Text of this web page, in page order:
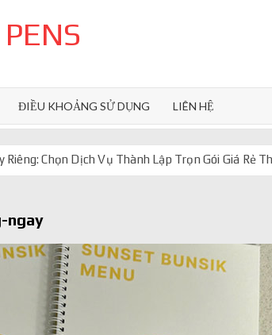
ĐIỀU KHOẢNG SỬ DỤNG LIÊN HỆ
Chọn Dịch Vụ Thành Lập Trọn Gói Giá Rẻ
và AI agent
web phản hồi 24/7
thống ra sao
ngay